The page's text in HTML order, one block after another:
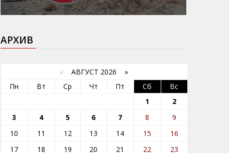
АРХИВ
« АВГУСТ 2026 »
Пн
Вт Ср Чт Пт Сб
Вс
1
2
3
4 5 6 7 8
9
10
11 12 13 14 15
16
17
18 19 20 21 22
23